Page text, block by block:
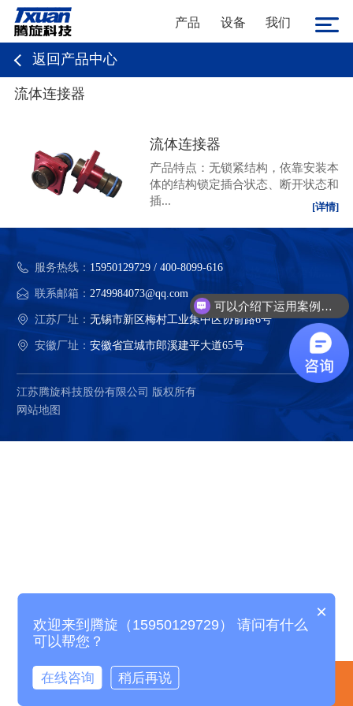
产品 设备 我们
返回产品中心
流体连接器
流体连接器
产品特点：无锁紧结构，依靠安装本
体的结构锁定插合状态、断开状态和
插...
[详情]
服务热线： 15950129729 / 400-8099-616
联系邮箱： 2749984073@qq.com
江苏厂址：无锡市新区梅村工业集中区协俞路6号
安徽厂址：安徽省宣城市郎溪建平大道65号
江苏腾旋科技股份有限公司 版权所有
网站地图
产品中心 精选案例
×
欢迎来到腾旋（15950129729） 请问有什么
可以帮您？
在线咨询 稍后再说